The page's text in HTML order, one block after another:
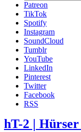
Patreon
TikTok
Spotify
Instagram
SoundCloud
Tumblr
YouTube
LinkedIn
Pinterest
Twitter
Facebook
RSS
hT-2 |